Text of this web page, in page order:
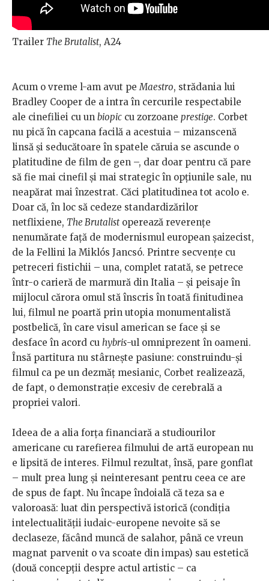
Trailer The Brutalist, A24
Acum o vreme l-am avut peMaestro, strădania lui
Bradley Cooper de a intra în cercurile respectabile
ale cinefiliei cu un biopic cu zorzoane prestige. Corbet
nu pică în capcana facilă a acestuia – mizanscenă
linsă și seducătoare în spatele căruia se ascunde o
platitudine de film de gen –, dar doar pentru că pare
să fie mai cinefil și mai strategic în opțiunile sale, nu
neapărat mai înzestrat. Căci platitudinea tot acolo e.
Doar că, în loc să cedeze standardizărilor
netflixiene, The Brutalistoperează reverențe
nenumărate față de modernismul european șaizecist,
de la Fellini la Miklós Jancsó. Printre secvențe cu
petreceri fistichii – una, complet ratată, se petrece
într-o carieră de marmură din Italia – și peisaje în
mijlocul cărora omul stă înscris în toată finitudinea
lui, filmul ne poartă prin utopia monumentalistă
postbelică, în care visul american se face și se
desface în acord cu hybris-ul omniprezent în oameni.
Însă partitura nu stârnește pasiune: construindu-și
filmul ca pe un dezmăț mesianic, Corbet realizează,
de fapt, o demonstrație excesiv de cerebrală a
propriei valori.
Ideea de a alia forța financiară a studiourilor
americane cu rarefierea filmului de artă european nu
e lipsită de interes. Filmul rezultat, însă, pare gonflat
– mult prea lung și neinteresant pentru ceea ce are
de spus de fapt. Nu încape îndoială că teza sa e
valoroasă: luat din perspectivă istorică (condiția
intelectualității iudaic-europene nevoite să se
declaseze, făcând muncă de salahor, până ce vreun
magnat parvenit o va scoate din impas) sau estetică
(două concepții despre actul artistic – ca